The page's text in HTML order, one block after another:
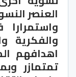
العنصر
والفكرية
اهدافهم
تمتمازر